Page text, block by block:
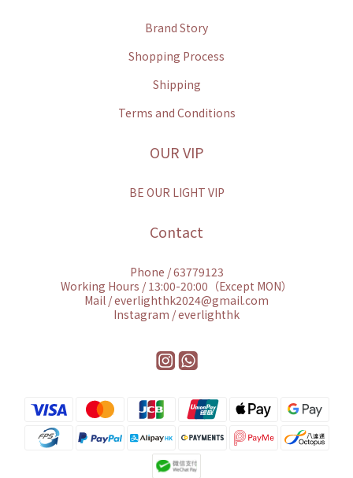
Brand Story
Shopping Process
Shipping
Terms and Conditions
OUR VIP
BE OUR LIGHT VIP
Contact
Phone / 63779123
Working Hours / 13:00-20:00（Except MON）
Mail / everlighthk2024@gmail.com
Instagram / everlighthk